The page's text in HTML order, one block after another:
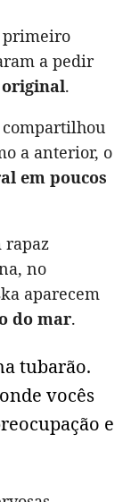
primeiro
a pedir
.
compartilhou
a anterior, o
em poucos
rapaz
no
aparecem
do mar.
tubarão.
vocês
e